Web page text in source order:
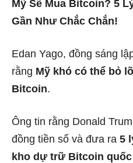
Mỹ Sẽ Mua Bitcoin? 5
Gần Như Chắc Chắn!
Edan Yago, đồng sáng
rằng Mỹ khó có thể bỏ
Bitcoin.
Ông tin rằng Donald
đồng tiền số và đưa ra 5
kho dự trữ Bitcoin